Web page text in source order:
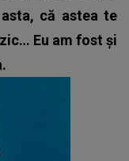
că astea te
Eu am fost și